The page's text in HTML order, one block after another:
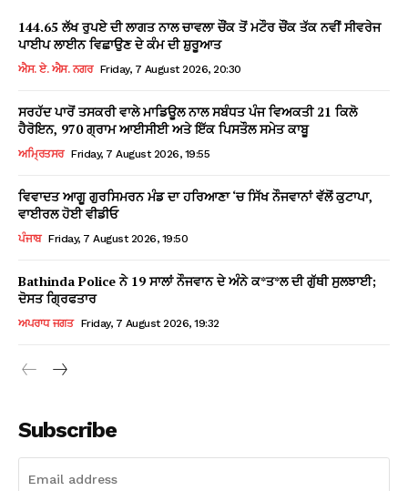
144.65 ਲੱਖ ਰੁਪਏ ਦੀ ਲਾਗਤ ਨਾਲ ਚਾਵਲਾ ਚੌਂਕ ਤੋਂ ਮਟੌਰ ਚੌਂਕ ਤੱਕ ਨਵੀਂ ਸੀਵਰੇਜ
ਪਾਈਪ ਲਾਈਨ ਵਿਛਾਉਣ ਦੇ ਕੰਮ ਦੀ ਸ਼ੁਰੂਆਤ
ਐਸ. ਏ. ਐਸ. ਨਗਰ Friday, 7 August 2026, 20:30
ਸਰਹੱਦ ਪਾਰੋਂ ਤਸਕਰੀ ਵਾਲੇ ਮਾਡਿਊਲ ਨਾਲ ਸਬੰਧਤ ਪੰਜ ਵਿਅਕਤੀ 21 ਕਿਲੋ
ਹੈਰੋਇਨ, 970 ਗ੍ਰਾਮ ਆਈਸੀਈ ਅਤੇ ਇੱਕ ਪਿਸਤੌਲ ਸਮੇਤ ਕਾਬੂ
ਅਮ੍ਰਿਤਸਰ Friday, 7 August 2026, 19:55
ਵਿਵਾਦਤ ਆਗੂ ਗੁਰਸਿਮਰਨ ਮੰਡ ਦਾ ਹਰਿਆਣਾ ‘ਚ ਸਿੱਖ ਨੌਜਵਾਨਾਂ ਵੱਲੋਂ ਕੁਟਾਪਾ,
ਵਾਈਰਲ ਹੋਈ ਵੀਡੀਓ
ਪੰਜਾਬ Friday, 7 August 2026, 19:50
Bathinda Police ਨੇ 19 ਸਾਲਾਂ ਨੌਜਵਾਨ ਦੇ ਅੰਨੇ ਕ*ਤ*ਲ ਦੀ ਗੁੱਥੀ ਸੁਲਝਾਈ;
ਦੋਸਤ ਗ੍ਰਿਫਤਾਰ
ਅਪਰਾਧ ਜਗਤ Friday, 7 August 2026, 19:32
Subscribe